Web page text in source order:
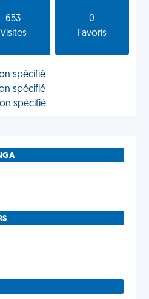
653
Visites
0
Favoris
spécifié
spécifié
spécifié